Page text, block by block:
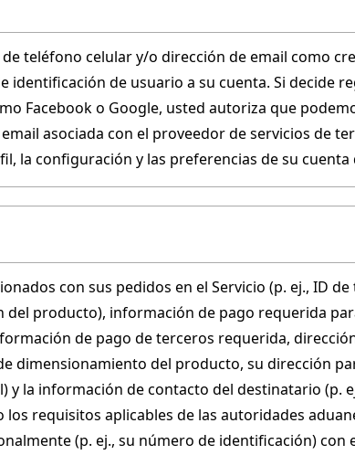
teléfono celular y/o dirección de email como
identificación de usuario a su cuenta. Si decide
Facebook o Google, usted autoriza que
asociada con el proveedor de servicios de
la configuración y las preferencias de su
con sus pedidos en el Servicio (p. ej., ID
producto), información de pago requerida
de pago de terceros requerida,
dimensionamiento del producto, su dirección
y la información de contacto del destinatario (p.
los requisitos aplicables de las autoridades
(p. ej., su número de identificación)